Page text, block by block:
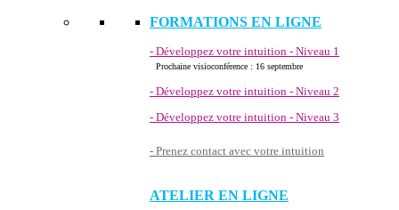
FORMATIONS EN LIGNE
- Développez votre intuition - Niveau 1
Prochaine visioconférence : 16 septembre
- Développez votre intuition - Niveau 2
- Développez votre intuition - Niveau 3
- Prenez contact avec votre intuition
ATELIER EN LIGNE